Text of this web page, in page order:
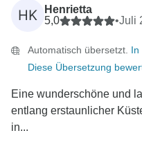
HK
Henrietta
5,0
•Juli
Automatisch übersetzt. In
Diese Übersetzung
Eine wunderschöne und
entlang erstaunlicher
in...